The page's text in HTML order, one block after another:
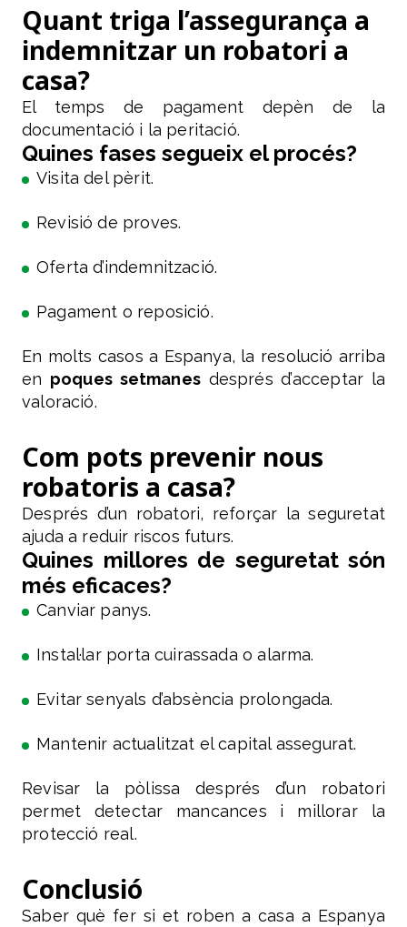
Quant triga l’assegurança a
indemnitzar un robatori a
casa?
El temps de pagament depèn de la
documentació i la peritació.
Quines fases segueix el procés?
Visita del pèrit.
Revisió de proves.
Oferta d’indemnització.
Pagament o reposició.
En molts casos a Espanya, la resolució arriba
en poques setmanesdesprés d’acceptar la
valoració.
Com pots prevenir nous
robatoris a casa?
Després d’un robatori, reforçar la seguretat
ajuda a reduir riscos futurs.
Quines millores de seguretat són
més eficaces?
Canviar panys.
Instal·lar porta cuirassada o alarma.
Evitar senyals d’absència prolongada.
Mantenir actualitzat el capital assegurat.
Revisar la pòlissa després d’un robatori
permet detectar mancances i millorar la
protecció real.
Conclusió
Saber què fer si et roben a casa a Espanya